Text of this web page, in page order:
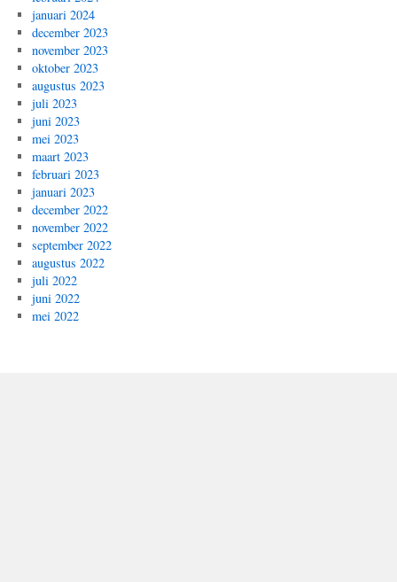
januari 2024
december 2023
november 2023
oktober 2023
augustus 2023
juli 2023
juni 2023
mei 2023
maart 2023
februari 2023
januari 2023
december 2022
november 2022
september 2022
augustus 2022
juli 2022
juni 2022
mei 2022